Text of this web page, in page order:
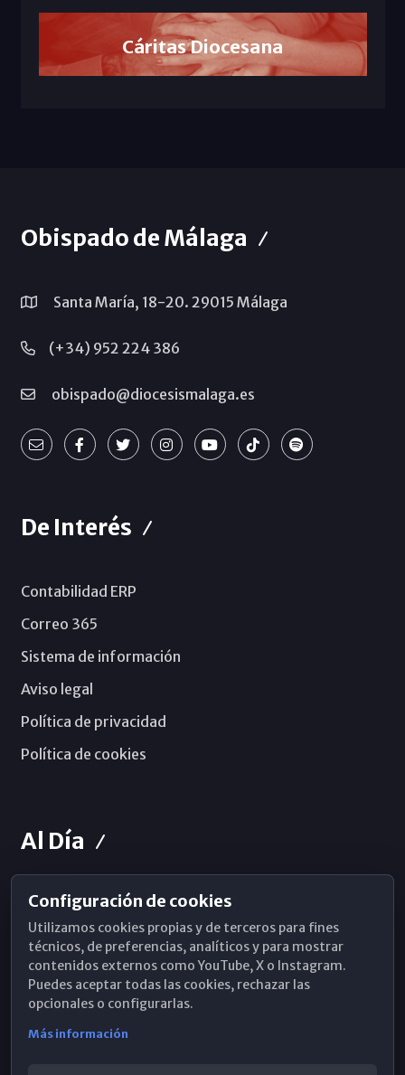
Cáritas Diocesana
Obispado de Málaga
Santa María, 18-20. 29015 Málaga
(+34) 952 224 386
obispado@diocesismalaga.es
De Interés
Contabilidad ERP
Correo 365
Sistema de información
Aviso legal
Política de privacidad
Política de cookies
Al Día
Horarios de Misa
Hemeroteca
WhatsApp
Configuración de cookies
Utilizamos cookies propias y de terceros para fines
técnicos, de preferencias, analíticos y para mostrar
contenidos externos como YouTube, X o Instagram.
Puedes aceptar todas las cookies, rechazar las
opcionales o configurarlas.
Más información